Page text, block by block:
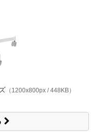
（1200x800px / 448KB）